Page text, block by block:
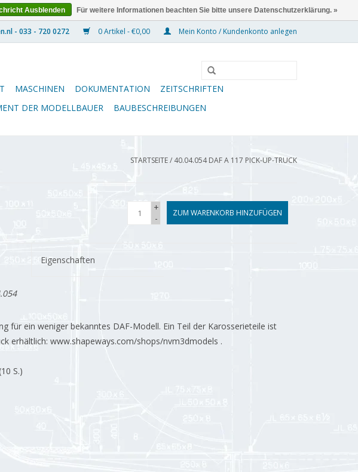
0 Artikel - €0,00 Mein Konto / Kundenkonto anlegen
MASCHINEN DOKUMENTATION
ZEITSCHRIFTEN
DER MODELLBAUER BAUBESCHREIBUNGEN
STARTSEITE/ 40.04.054 DAF A 117 PICK-UP-TRUCK
+
-
ZUM WARENKORB HINZUFÜGEN
Eigenschaften
für ein weniger bekanntes DAF-Modell. Ein Teil der Karosserieteile ist
erhältlich: www.shapeways.com/shops/nvm3dmodels .
S.)
Ausblenden Für weitere Informationen beachten Sie bitte unsere Datenschutzerklärung. »